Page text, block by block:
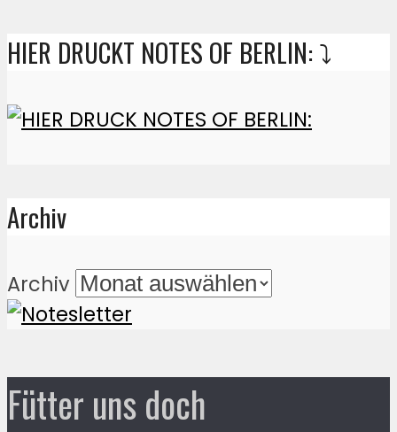
HIER DRUCKT NOTES OF BERLIN: ⤵️
Archiv
Archiv
Fütter uns doch